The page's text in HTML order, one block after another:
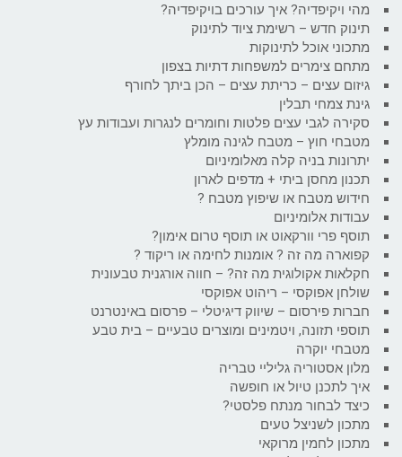
מהי ויקיפדיה? איך עורכים בויקיפדיה?
תינוק חדש – רשימת ציוד לתינוק
מתכוני אוכל לתינוקות
מתחם צימרים למשפחות דתיות בצפון
גיזום עצים – כריתת עצים – הכן ביתך לחורף
גינת צמחי תבלין
סקירה לגבי עצים פלטות וחומרים לנגרות ועבודות עץ
מטבחי חוץ – מטבח לגינה מומלץ
יתרונות בניה קלה מאלומיניום
תכנון מחסן ביתי + מדפים לארון
חידוש מטבח או שיפוץ מטבח ?
עבודות אלומיניום
תוסף פרי וורקאוט או תוסף טרום אימון?
קפוארה מה זה ? אומנות לחימה או ריקוד ?
חקלאות אקולוגית מה זה? – חווה אורגנית טבעונית
שולחן אפוקסי – ריהוט אפוקסי
חברות פירסום – שיווק דיגיטלי – פרסום באינטרנט
תוספי תזונה, ויטמינים ומוצרים טבעיים – בית טבע
מטבחי יוקרה
מלון אסטוריה גליליי טבריה
איך לתכנן טיול או חופשה
כיצד לבחור מנתח פלסטי?
מתכון לשניצל טעים
מתכון לחמין מרוקאי